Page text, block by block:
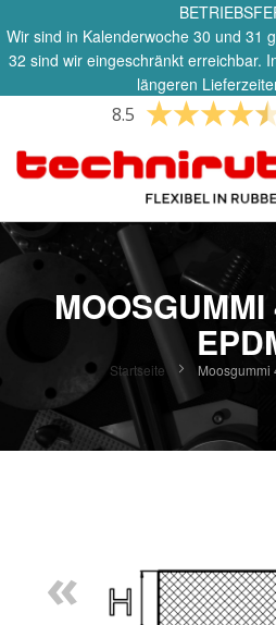
Wir sind in Kalenderwoche 30 und 31
32 sind wir eingeschränkt erreichbar.
längeren
8.5
Startseite Moosgummi
«